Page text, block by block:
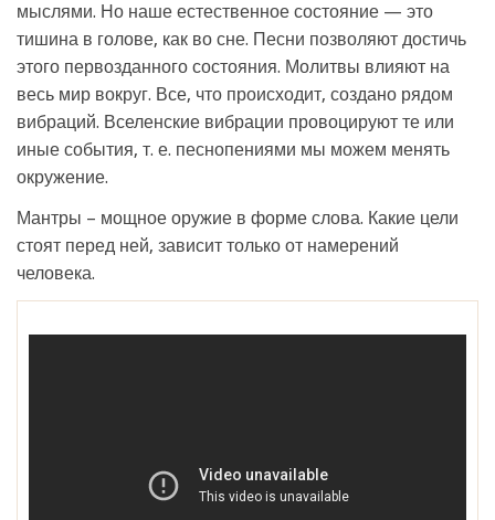
мыслями. Но наше естественное состояние — это
тишина в голове, как во сне. Песни позволяют достичь
этого первозданного состояния. Молитвы влияют на
весь мир вокруг. Все, что происходит, создано рядом
вибраций. Вселенские вибрации провоцируют те или
иные события, т. е. песнопениями мы можем менять
окружение.
Мантры – мощное оружие в форме слова. Какие цели
стоят перед ней, зависит только от намерений
человека.